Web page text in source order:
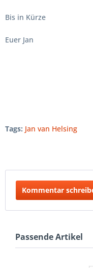
Bis in Kürze
Euer Jan
Tags: Jan van Helsing
Kommentar
Passende Artikel